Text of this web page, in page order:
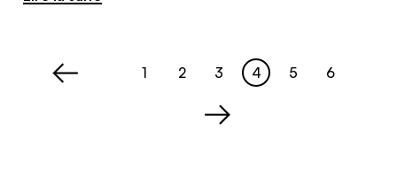
Page
1 Page
2 Page
3 Page
4 Page
5 Page
6